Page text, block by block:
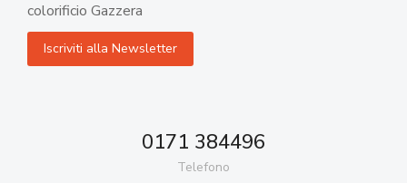
colorificio Gazzera
0171 384496
Telefono